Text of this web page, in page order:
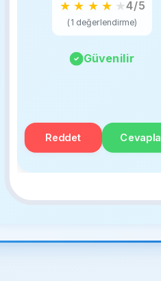
★ ★ ★ ★ ★4/5
(1 değerlendirme)
Güvenilir
Reddet Cevapla